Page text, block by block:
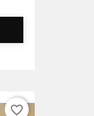
favorite_border